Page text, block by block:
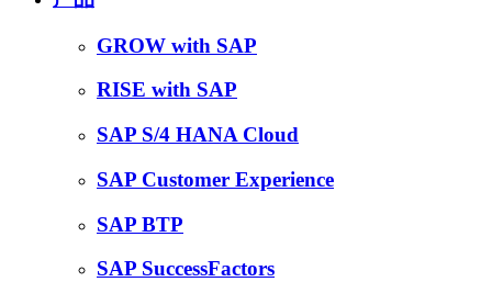
GROW with SAP
RISE with SAP
SAP S/4 HANA Cloud
SAP Customer Experience
SAP BTP
SAP SuccessFactors